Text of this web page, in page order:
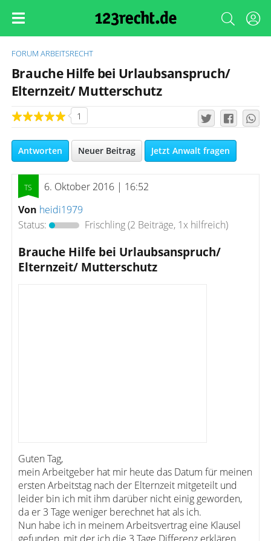
FORUM ARBEITSRECHT
Brauche Hilfe bei Urlaubsanspruch/
Elternzeit/ Mutterschutz
1
Antworten Neuer Beitrag Jetzt Anwalt fragen
6. Oktober 2016 | 16:52
Von heidi1979
Status:
Frischling(2 Beiträge, 1x hilfreich)
Brauche Hilfe bei Urlaubsanspruch/
Elternzeit/ Mutterschutz
Guten Tag,
mein Arbeitgeber hat mir heute das Datum für meinen
ersten Arbeitstag nach der Elternzeit mitgeteilt und
leider bin ich mit ihm darüber nicht einig geworden,
da er 3 Tage weniger berechnet hat als ich.
Nun habe ich in meinem Arbeitsvertrag eine Klausel